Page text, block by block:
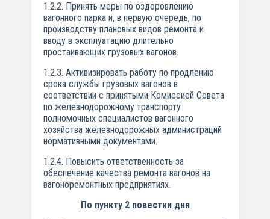
1.2.2. Принять меры по оздоровлению
вагонного парка и, в первую очередь, по
производству плановых видов ремонта и
вводу в эксплуатацию длительно
простаивающих грузовых вагонов.
1.2.3. Активизировать работу по продлению
срока службы грузовых вагонов в
соответствии с принятыми Комиссией Совета
по железнодорожному транспорту
полномочных специалистов вагонного
хозяйства железнодорожных администраций
нормативными документами.
1.2.4. Повысить ответственность за
обеспечение качества ремонта вагонов на
вагоноремонтных предприятиях.
По пункту 2 повестки дня